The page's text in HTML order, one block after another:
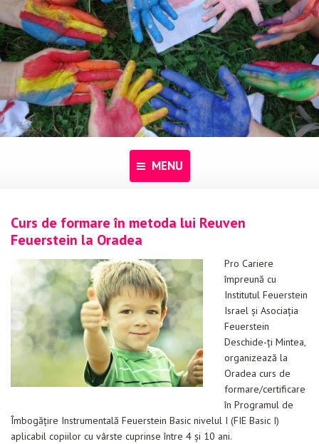
MENU
Despre noi
Programe
Pentru dascăli
Evenimente
Materiale educaționale
Blog
Anunțuri
Curs de formare în metoda lui Reuven
Feuerstein la Oradea
Pro Cariere
împreună cu
Institutul Feuerstein
Israel și Asociația
Feuerstein
Deschide-ți Mintea,
organizează la
Oradea curs de
formare/certificare
în Programul de
Îmbogățire Instrumentală Feuerstein Basic nivelul I (FIE Basic I)
aplicabil copiilor cu vârste cuprinse între 4 și 10 ani.